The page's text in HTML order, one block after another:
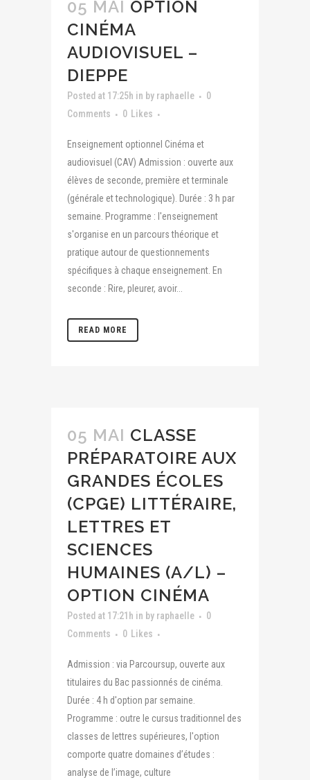
05 MAI OPTION
CINÉMA
AUDIOVISUEL –
DIEPPE
Posted at 17:25h in by raphaelle
0
Comments
0 Likes
Enseignement optionnel Cinéma et
audiovisuel (CAV) Admission : ouverte aux
élèves de seconde, première et terminale
(générale et technologique). Durée : 3 h par
semaine. Programme : l'enseignement
s'organise en un parcours théorique et
pratique autour de questionnements
spécifiques à chaque enseignement. En
seconde : Rire, pleurer, avoir...
READ MORE
05 MAI CLASSE
PRÉPARATOIRE AUX
GRANDES ÉCOLES
(CPGE) LITTÉRAIRE,
LETTRES ET
SCIENCES
HUMAINES (A/L) –
OPTION CINÉMA
Posted at 17:21h in by raphaelle
0
Comments
0 Likes
Admission : via Parcoursup, ouverte aux
titulaires du Bac passionnés de cinéma.
Durée : 4 h d'option par semaine.
Programme : outre le cursus traditionnel des
classes de lettres supérieures, l'option
comporte quatre domaines d’études :
analyse de l’image, culture